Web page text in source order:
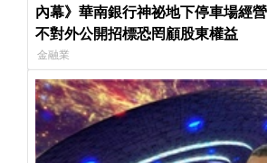
內幕》華南銀行神祕地下停車場經
不對外公開招標恐罔顧股東權益
金融業